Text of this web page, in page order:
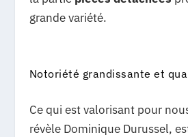
grande variété.
Notoriété grandissante et
Ce qui est valorisant pour
révèle Dominique Durussel,